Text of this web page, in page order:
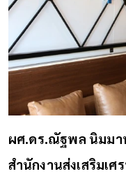
ผศ.ดร.ณัฐพล นิมม
สำนักงานส่งเสริมเ